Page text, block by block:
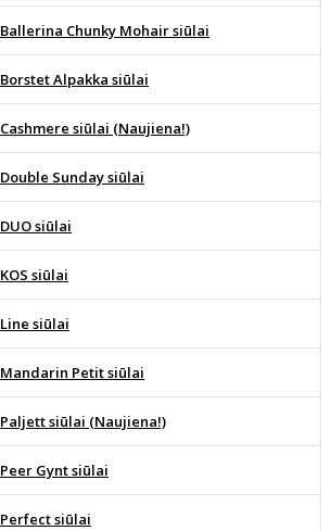
Ballerina Chunky Mohair siūlai
Borstet Alpakka siūlai
Cashmere siūlai (Naujiena!)
Double Sunday siūlai
DUO siūlai
KOS siūlai
Line siūlai
Mandarin Petit siūlai
Paljett siūlai (Naujiena!)
Peer Gynt siūlai
Perfect siūlai